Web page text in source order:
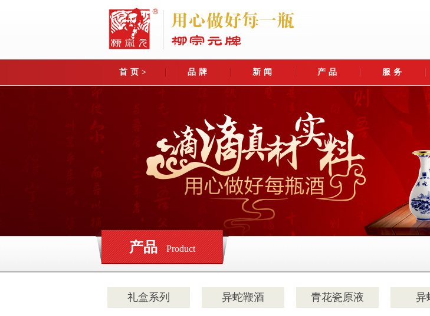
首页> 品牌
企业简介
董事长致辞
企业目标
奖牌荣誉
企业大事记
800亩生态园区
传承酿艺
公益慈善
打造"十亿产值，百
新闻
媒体报道
蛇类百科
永州之野——异
蛇世界旅游景区
迎来外国客人
红网零陵站讯(记者 陈斌 杨坤) 3月
27日，日本民间文化旅游团...
产品
异蛇鞭酒
青花瓷原液
异蛇王酒
蛇毒肽护肤套装
蛇肽水光精华原液
蛇油滋养嫩手霜
蛇脂玉润保湿面膜
蛇肽纤脸紧致面膜
周边产品
服务
客户服务
全国服务热线：
0746-6318186
全国招商电话：
产品 Product
礼盒系列 异蛇鞭酒 青花瓷原液 异